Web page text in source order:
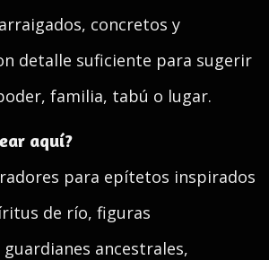
concretos y
detalle suficiente para sugerir
familia, tabú o lugar.
aquí?
para epítetos inspirados
de río, figuras
ancestrales,